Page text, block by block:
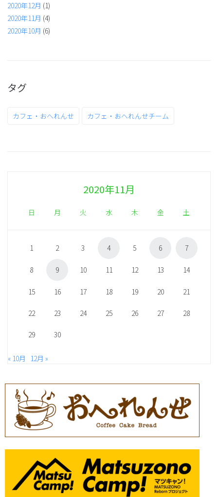
2020年12月 (1)
2020年11月 (4)
2020年10月 (6)
タグ
カフェ・おへれんせ カフェ・おへれんせチーム
2020年11月
日 月 火 水 木 金 土
1 2 3 4 5 6 7
8 9 10 11 12 13 14
15 16 17 18 19 20 21
22 23 24 25 26 27 28
29 30
« 10月 12月 »